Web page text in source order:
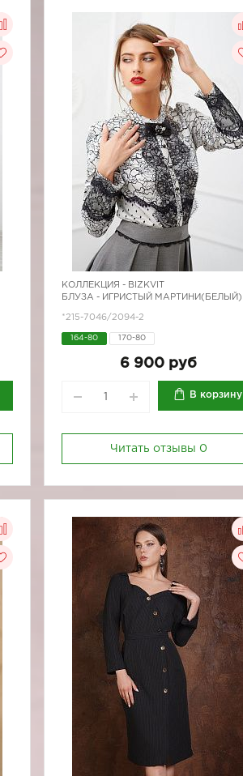
КОЛЛЕКЦИЯ - BIZKVIT
БЛУЗА - ИГРИСТЫЙ МАРТИНИ(БЕЛЫЙ)
*215-7046/2094-2
164-80 170-80
6 900 руб
В корзину
Читать отзывы 0